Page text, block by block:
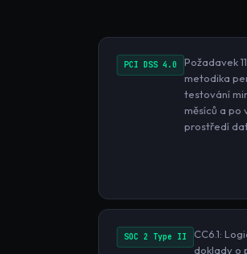
PCI DSS 4.0
Požadavek
metodika
testování
měsíců a po
prostředí
SOC 2 Type II
CC6.1:
doklady o